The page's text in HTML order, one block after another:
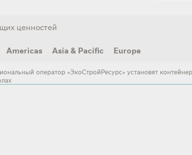
ценностей
Americas Asia & Pacific Europe
оператор «ЭкоСтройРесурс» установят